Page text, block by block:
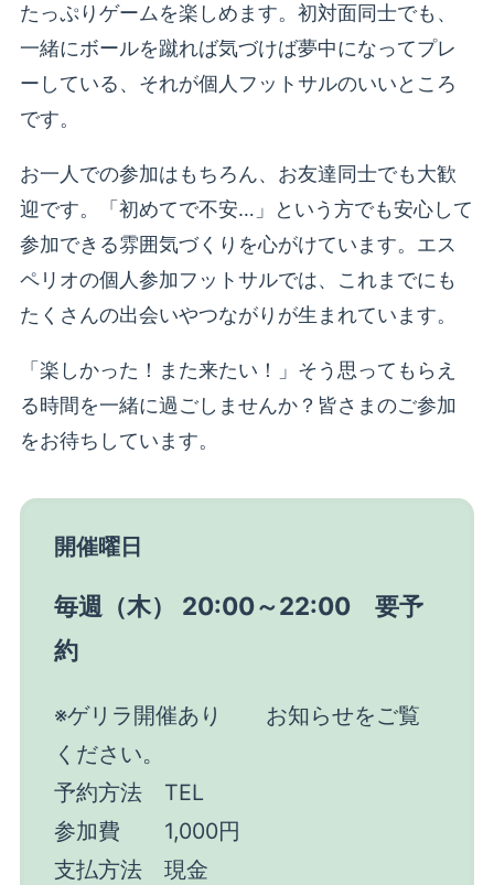
たっぷりゲームを楽しめます。初対面同士でも、
一緒にボールを蹴れば気づけば夢中になってプレ
ーしている、それが個人フットサルのいいところ
です。
お一人での参加はもちろん、お友達同士でも大歓
迎です。「初めてで不安…」という方でも安心して
参加できる雰囲気づくりを心がけています。エス
ペリオの個人参加フットサルでは、これまでにも
たくさんの出会いやつながりが生まれています。
「楽しかった！また来たい！」そう思ってもらえ
る時間を一緒に過ごしませんか？皆さまのご参加
をお待ちしています。
開催曜日
毎週（木）
20:00～22:00 要予
約
※ゲリラ開催あり お知らせをご覧
ください。
予約方法 TEL
参加費 1,000円
支払方法 現金